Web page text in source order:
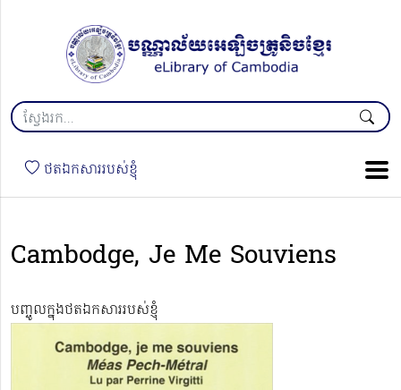
ថតឯកសាររបស់ខ្ញុំ
Cambodge, Je Me Souviens
បញ្ចូលក្នុងថតឯកសាររបស់ខ្ញុំ